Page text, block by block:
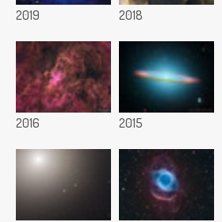
2019 2018
2016 2015